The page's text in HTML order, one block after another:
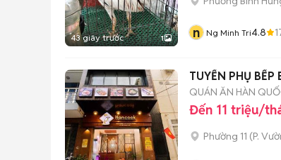
43 giây trước 1 n Ng Minh Tri4.8
TUYỂN PHỤ
QUÁN ĂN HÀN
Đến 11 triệu/
Phường 11 (P.